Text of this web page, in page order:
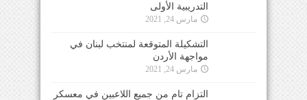
التدريبية الأولى
مارس 24, 2021
التشكيلة المتوقعة لمنتخب لبنان في
مواجهة الأردن
مارس 24, 2021
التزام تام من جميع اللاعبين في معسكر